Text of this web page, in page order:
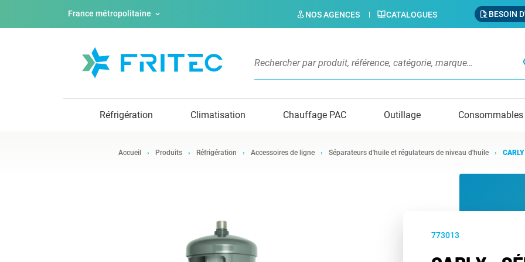
France métropolitaine NOS AGENCES CATALOGUES BESOIN
Réfrigération Climatisation Chauffage PAC Outillage Consommables
Accueil Produits Réfrigération Accessoires de ligne Séparateurs d'huile et régulateurs de niveau d'huile
773013